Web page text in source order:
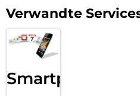
Verwandte
Smartphone